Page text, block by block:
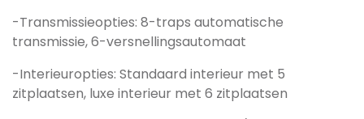
-Transmissieopties: 8-traps automatische
transmissie, 6-versnellingsautomaat
-Interieuropties: Standaard interieur met 5
zitplaatsen, luxe interieur met 6 zitplaatsen